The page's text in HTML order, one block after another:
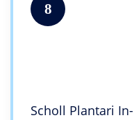
8
Scholl Plantari